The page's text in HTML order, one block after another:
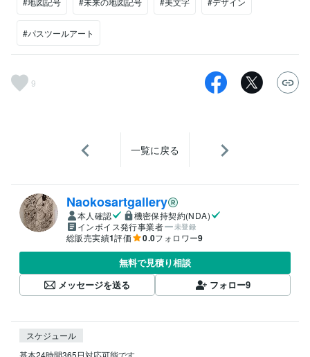
#パスツールアート
9
一覧に戻る
Naokosartgallery
本人確認
機密保持契約(NDA)
インボイス発行事業者
未登録
総販売実績1評価 0.0フォロワー9
無料で見積り相談
メッセージを送る
フォロー9
スケジュール
基本24時間365日対応可能です。